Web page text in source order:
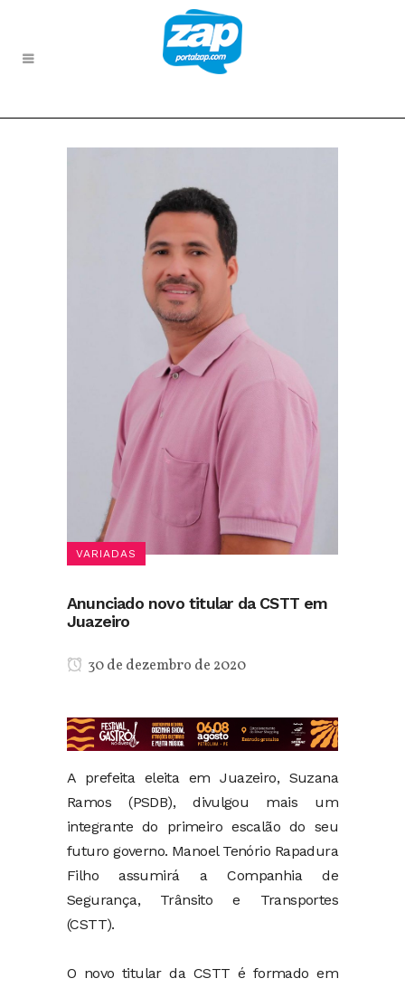
VARIADAS
Anunciado novo titular da CSTT em
Juazeiro
30 de dezembro de 2020
A prefeita eleita em Juazeiro, Suzana
Ramos (PSDB), divulgou mais um
integrante do primeiro escalão do seu
futuro governo. Manoel Tenório Rapadura
Filho assumirá a Companhia de
Segurança, Trânsito e Transportes
(CSTT).
O novo titular da CSTT é formado em